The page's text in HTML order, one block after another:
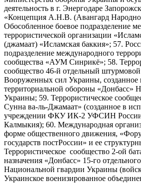
деятельность в г. Энергодаре
«Концепция А.Н.В. (Авангард
Обособленное боевое подразделение
террористической организации
(джамаат) «Исламская баккия»; 57.
подразделение международного
сообщества «АУМ Синрикё»; 58.
сообщество 46-й отдельный штурмовой
Вооруженных сил Украины, созданное
территориальной обороны «Донбасс»
Украины; 59. Террористическое
Сунна ва-ль-Джамаат» (созданное в
учреждении ФКУ ИК-2 УФСИН России
Калмыкия); 60. Международная
форме общественного движения,
государств постРоссии» и ее
Террористическое сообщество 2-ой
назначения «Донбасс» 15-го
Национальной гвардии Украины
Украинское военизированное